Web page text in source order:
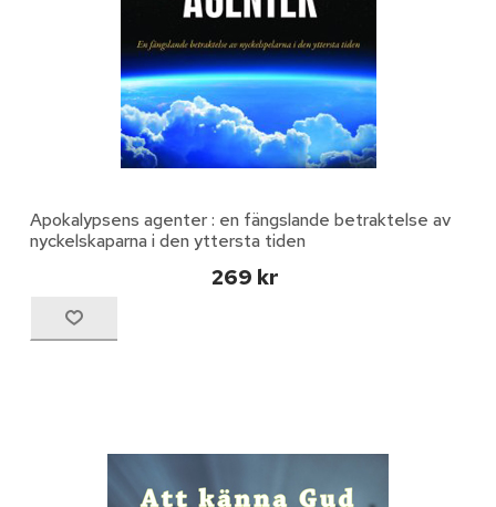
Apokalypsens agenter : en fängslande betraktelse av
nyckelskaparna i den yttersta tiden
269 kr